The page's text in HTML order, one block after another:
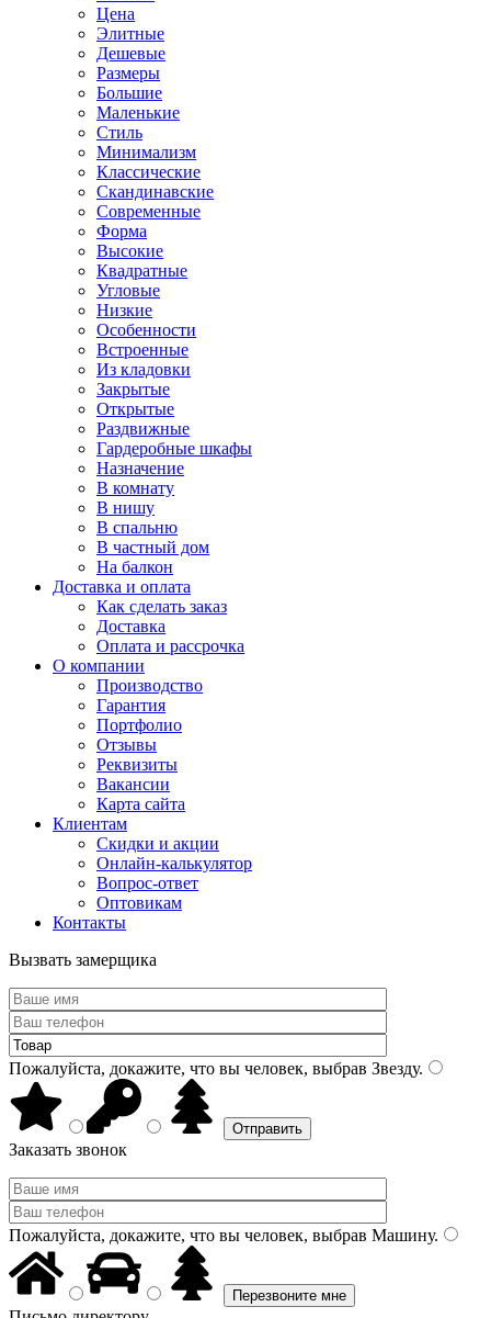
Цена
Элитные
Дешевые
Размеры
Большие
Маленькие
Стиль
Минимализм
Классические
Скандинавские
Современные
Форма
Высокие
Квадратные
Угловые
Низкие
Особенности
Встроенные
Из кладовки
Закрытые
Открытые
Раздвижные
Гардеробные шкафы
Назначение
В комнату
В нишу
В спальню
В частный дом
На балкон
Доставка и оплата
Как сделать заказ
Доставка
Оплата и рассрочка
О компании
Производство
Гарантия
Портфолио
Отзывы
Реквизиты
Вакансии
Карта сайта
Клиентам
Скидки и акции
Онлайн-калькулятор
Вопрос-ответ
Оптовикам
Контакты
Вызвать замерщика
Пожалуйста, докажите, что вы человек, выбрав Звезду.
Заказать звонок
Пожалуйста, докажите, что вы человек, выбрав Машину.